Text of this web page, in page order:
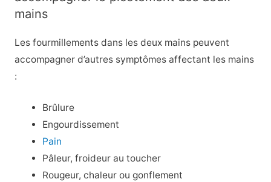
mains
Les fourmillements dans les deux mains peuvent
accompagner d’autres symptômes affectant les mains
:
Brûlure
Engourdissement
Pain
Pâleur, froideur au toucher
Rougeur, chaleur ou gonflement